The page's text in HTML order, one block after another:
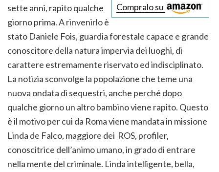
Compralo su
sette anni, rapito qualche
giorno prima. A rinvenirlo è
stato Daniele Fois, guardia forestale capace e grande
conoscitore della natura impervia dei luoghi, di
carattere estremamente riservato ed indisciplinato.
La notizia sconvolge la popolazione che teme una
nuova ondata di sequestri, anche perché dopo
qualche giorno un altro bambino viene rapito. Questo
è il motivo per cui da Roma viene mandata in missione
Linda de Falco, maggiore dei ROS, profiler,
conoscitrice dell’animo umano, in grado di entrare
nella mente del criminale. Linda intelligente, bella,